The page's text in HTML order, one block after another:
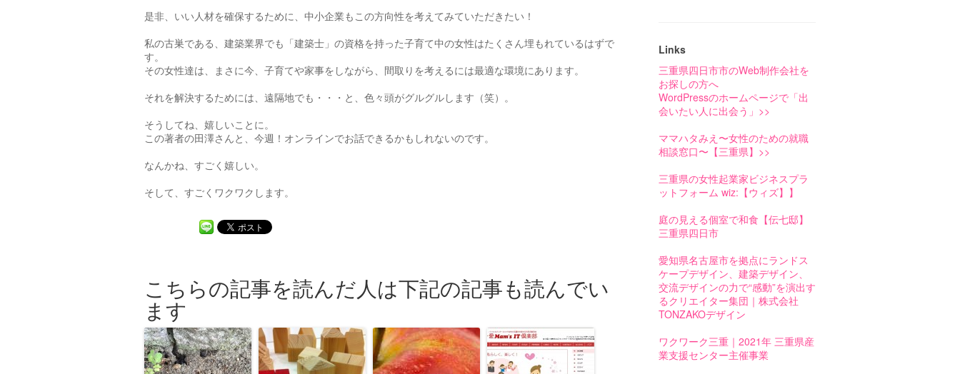
是非、いい人材を確保するために、中小企業もこの方向性を考えてみていただきたい！
私の古巣である、建築業界でも「建築士」の資格を持った子育て中の女性はたくさん埋もれているはずで
す。
その女性達は、まさに今、子育てや家事をしながら、間取りを考えるには最適な環境にあります。
それを解決するためには、遠隔地でも・・・と、色々頭がグルグルします（笑）。
そうしてね、嬉しいことに。
この著者の田澤さんと、今週！オンラインでお話できるかもしれないのです。
なんかね、すごく嬉しい。
そして、すごくワクワクします。
こちらの記事を読んだ人は下記の記事も読んでい
ます
Links
三重県四日市市のWeb制作会社を
お探しの方へ
WordPressのホームページで「出
会いたい人に出会う」>>
ママハタみえ〜女性のための就職
相談窓口〜【三重県】>>
三重県の女性起業家ビジネスプラ
ットフォーム wiz:【ウィズ】】
庭の見える個室で和食【伝七邸】
三重県四日市
愛知県名古屋市を拠点にランドス
ケープデザイン、建築デザイン、
交流デザインの力で“感動”を演出す
るクリエイター集団｜株式会社
TONZAKOデザイン
ワクワーク三重｜2021年 三重県産
業支援センター主催事業